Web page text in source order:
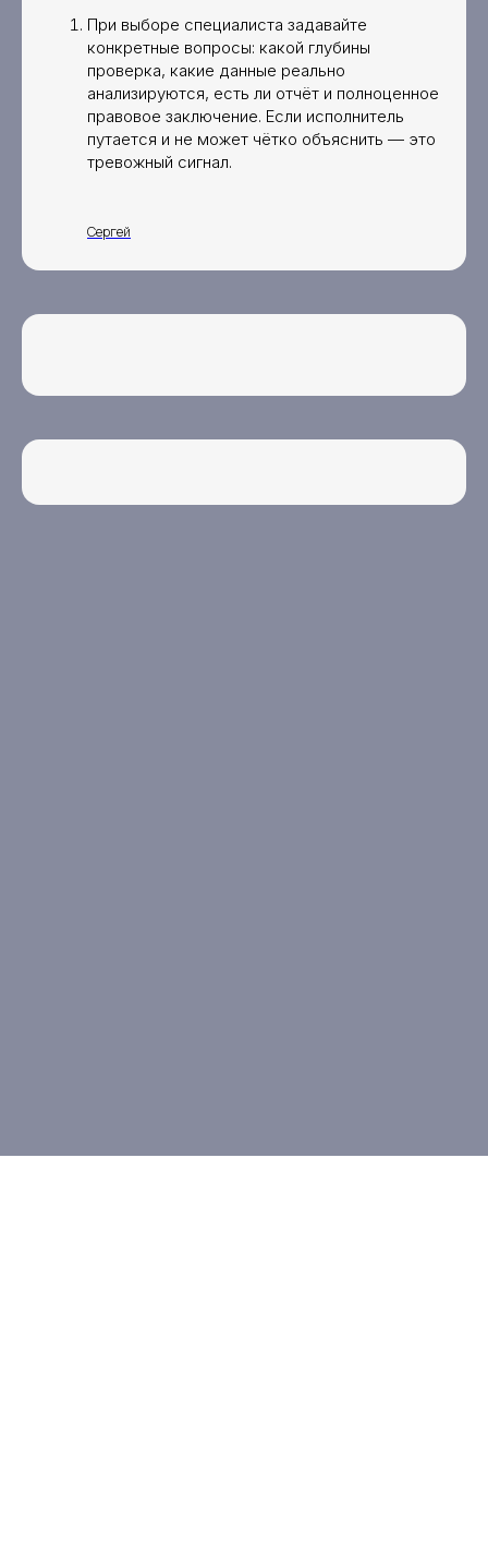
При выборе специалиста задавайте
конкретные вопросы: какой глубины
проверка, какие данные реально
анализируются, есть ли отчёт и полноценное
правовое заключение. Если исполнитель
путается и не может чётко объяснить — это
тревожный сигнал.
Сергей